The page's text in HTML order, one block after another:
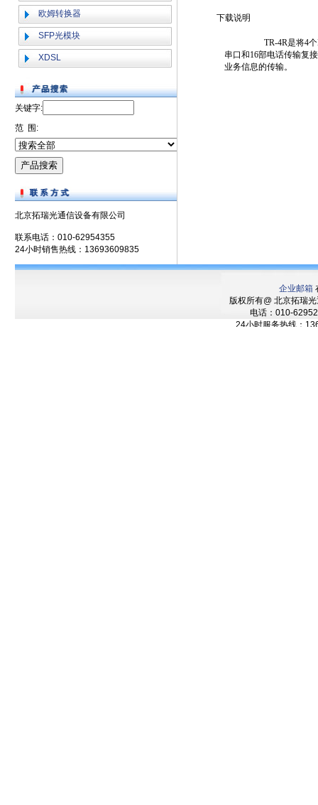
欧姆转换器
SFP光模块
XDSL
关键字:
范 围:
北京拓瑞光通信设备有限公司
联系电话：010-62954355
24小时销售热线：13693609835
下载说明
TR-4R是将4个
串口和16部电话传输复
业务信息的传输。
企业邮箱
版权所有@ 北京拓瑞
电话：010-
24小时服务热线：